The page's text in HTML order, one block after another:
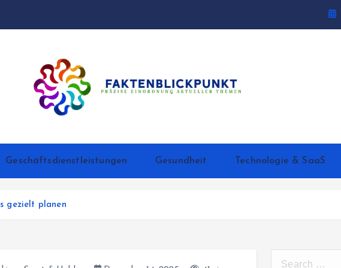
Geschäftsdienstleistungen Gesundheit Technologie & SaaS
gezielt planen